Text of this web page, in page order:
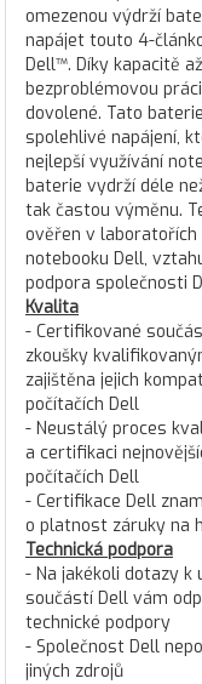
omezenou výdrží
napájet touto 4-
Dell™. Díky kapacitě
bezproblémovou
dovolené. Tato
spolehlivé napájení,
nejlepší využívání
baterie vydrží déle
tak častou výměnu.
ověřen v laboratořích
notebooku Dell,
podpora společnosti
Kvalita
- Certifikované
zkoušky
zajištěna jejich
počítačích Dell
- Neustálý proces
a certifikaci
počítačích Dell
- Certifikace Dell
o platnost záruky na
Technická podpora
- Na jakékoli dotazy
součástí Dell vám
technické podpory
- Společnost Dell
jiných zdrojů